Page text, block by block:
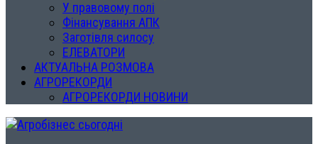
У правовому полі
Фінансування АПК
Заготівля силосу
ЕЛЕВАТОРИ
АКТУАЛЬНА РОЗМОВА
АГРОРЕКОРДИ
АГРОРЕКОРДИ НОВИНИ